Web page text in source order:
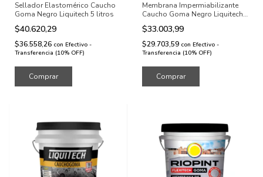
Sellador Elastomérico Caucho
Goma Negro Liquitech 5 litros
$40.620,29
$36.558,26 con Efectivo -
Transferencia (10% OFF)
Membrana Impermiabilizante
Caucho Goma Negro Liquitech
4 kg
$33.003,99
$29.703,59 con Efectivo -
Transferencia (10% OFF)